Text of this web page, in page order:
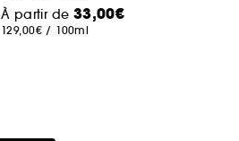
À partir de 33,00€
129,00€ / 100ml